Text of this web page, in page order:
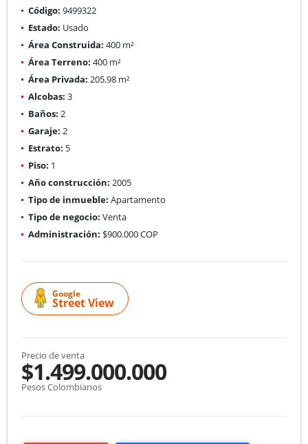
Código: 9499322
Estado: Usado
Área Construida: 400 m²
Área Terreno: 400 m²
Área Privada: 205.98 m²
Alcobas: 3
Baños: 2
Garaje: 2
Estrato: 5
Piso: 1
Año construcción: 2005
Tipo de inmueble: Apartamento
Tipo de negocio: Venta
Administración: $900.000 COP
Google
Street View
Precio de venta
$1.499.000.000
Pesos Colombianos